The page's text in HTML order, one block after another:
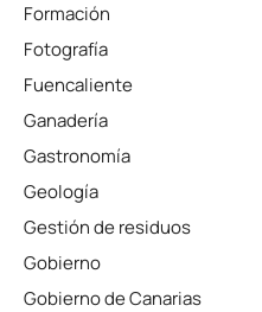
Formación
Fotografía
Fuencaliente
Ganadería
Gastronomía
Geología
Gestión de residuos
Gobierno
Gobierno de Canarias